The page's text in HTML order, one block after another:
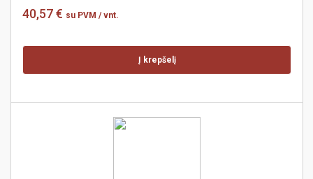
40,57 € su PVM / vnt.
Į krepšelį